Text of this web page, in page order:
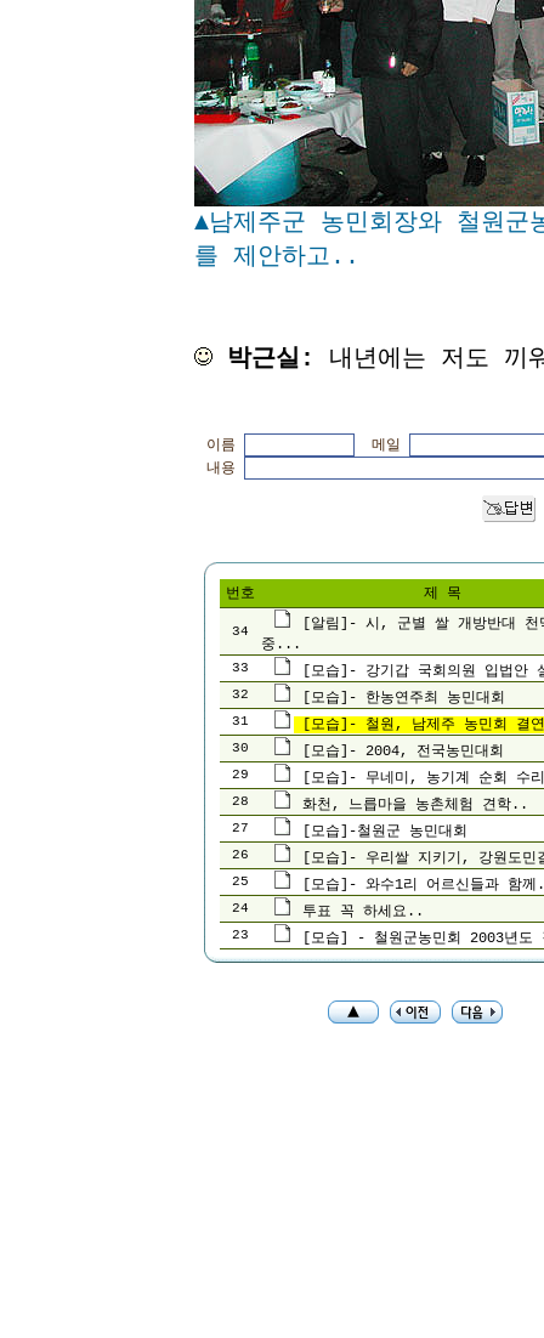
▲남제주군 농민회장와 철원
를 제안하고..
박근실: 내년에는 저도
이름
메일
내용
번호 제 목
34
[알림]- 시, 군별 쌀 개방반대 천
중...
33 [모습]- 강기갑 국회의원 입법안
32 [모습]- 한농연주최 농민대회
31 [모습]- 철원, 남제주 농민회 결
30 [모습]- 2004, 전국농민대회
29 [모습]- 무네미, 농기계 순회 수
28 화천, 느릅마을 농촌체험 견학..
27 [모습]-철원군 농민대회
26 [모습]- 우리쌀 지키기, 강원도민
25 [모습]- 와수1리 어르신들과 함
24 투표 꼭 하세요..
23 [모습] - 철원군농민회 2003년도